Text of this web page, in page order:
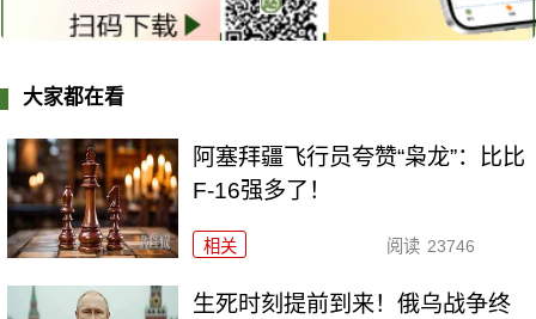
大家都在看
阿塞拜疆飞行员夸赞“枭龙”：比比
F-16强多了！
相关 阅读 23746
生死时刻提前到来！俄乌战争终